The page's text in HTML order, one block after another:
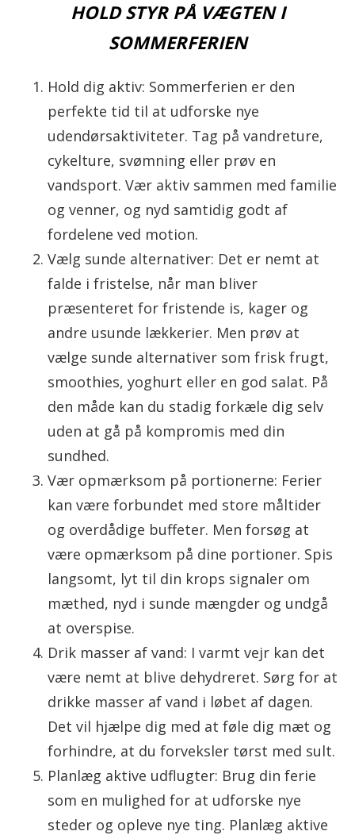
HOLD STYR PÅ VÆGTEN I
SOMMERFERIEN
Hold dig aktiv: Sommerferien er den
perfekte tid til at udforske nye
udendørsaktiviteter. Tag på vandreture,
cykelture, svømning eller prøv en
vandsport. Vær aktiv sammen med familie
og venner, og nyd samtidig godt af
fordelene ved motion.
Vælg sunde alternativer: Det er nemt at
falde i fristelse, når man bliver
præsenteret for fristende is, kager og
andre usunde lækkerier. Men prøv at
vælge sunde alternativer som frisk frugt,
smoothies, yoghurt eller en god salat. På
den måde kan du stadig forkæle dig selv
uden at gå på kompromis med din
sundhed.
Vær opmærksom på portionerne: Ferier
kan være forbundet med store måltider
og overdådige buffeter. Men forsøg at
være opmærksom på dine portioner. Spis
langsomt, lyt til din krops signaler om
mæthed, nyd i sunde mængder og undgå
at overspise.
Drik masser af vand: I varmt vejr kan det
være nemt at blive dehydreret. Sørg for at
drikke masser af vand i løbet af dagen.
Det vil hjælpe dig med at føle dig mæt og
forhindre, at du forveksler tørst med sult.
Planlæg aktive udflugter: Brug din ferie
som en mulighed for at udforske nye
steder og opleve nye ting. Planlæg aktive